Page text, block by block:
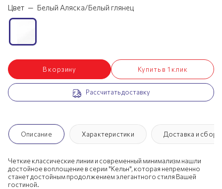
Цвет — Белый Аляска/Белый глянец
В корзину Купить в 1 клик
Рассчитать доставку
Описание Характеристики Доставка и
Четкие классические линии и современный минимализм нашли
достойное воплощение в серии "Кельн", которая непременно
станет достойным продолжением элегантного стиля Вашей
гостиной.